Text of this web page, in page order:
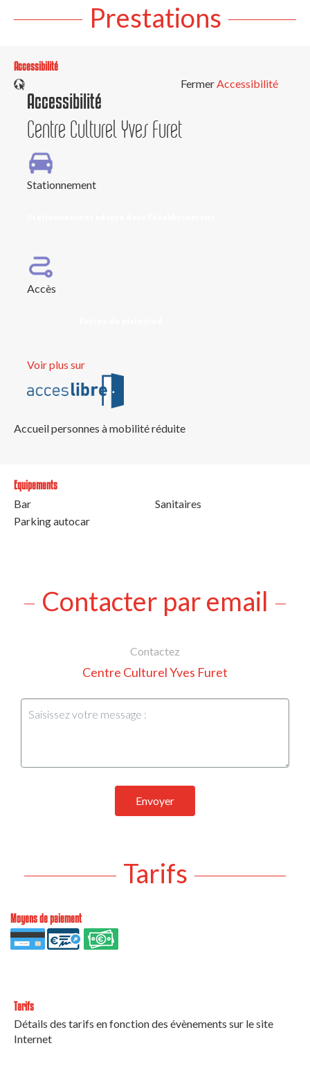
Prestations
Accessibilité
Fermer
Accessibilité
Centre Culturel Yves Furet
Stationnement
Accès
Voir plus sur
Accessibilité
Accueil personnes à mobilité réduite
Equipements
Bar
Parking autocar
Sanitaires
Contacter par email
Contactez
Centre Culturel Yves Furet
Envoyer
Tarifs
Moyens de paiement
Tarifs
Détails des tarifs en fonction des évènements sur le site
Internet